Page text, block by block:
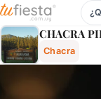
Chacra Piedra
CHACRA
Chacra